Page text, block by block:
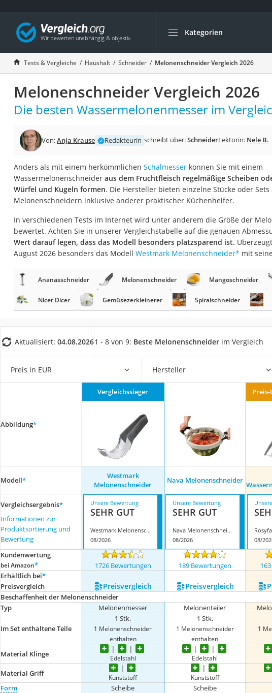
Kategorien
Die beliebtesten Vergleiche
Haushalt
Wassersprudler
Zentralstaubsauger
Brotbackautomat
Wäschespinne
Spülmaschinentabs
Akku-Staubsauger
Eierkocher
AEG-Waschmaschine
Saug-Wisch-Roboter
Handstaubsauger
Kondenstrockner
Reiskocher
Nespresso-Maschine
Messerschärfer
Tests & Vergleiche Haushalt Schneider Melonenschneider Vergleich 2026
Melonenschneider Vergleich 2026
Die besten Wassermelonenmesser im
Von:Anja Krause Redakteurin schreibt über:SchneiderLektorin: Nele B.
Anders als mit einem herkömmlichen Schälmesserkönnen Sie mit einem
Wassermelonenschneider aus dem Fruchtfleisch regelmäßige Scheiben
Würfel und Kugeln formen. Die Hersteller bieten einzelne Stücke oder
Melonenschneidern inklusive anderer praktischer Küchenhelfer.
In verschiedenen Tests im Internet wird unter anderem die Größe der
bewertet. Achten Sie in unserer Vergleichstabelle auf die genauen
Wert darauf legen, dass das Modell besonders platzsparend ist.
August 2026 besonders das Modell Westmark Melonenschneider* mit
Ananasschneider Melonenschneider Mangoschneider
Nicer Dicer Gemüsezerkleinerer Spiralschneider
Aktualisiert: 04.08.20261 - 8 von 9: Beste Melonenschneider im Vergleich
Preis in EUR Hersteller
Abbildung*
Vergleichssieger
Modell*
Westmark
Melonenschneider
Nava Melonenschneider
Vergleichsergebnis*
Informationen zur
Produktsortierung und
Bewertung
Unsere Bewertung
SEHR GUT
Westmark Melonenschneider
08/2026
Unsere Bewertung
SEHR GUT
Nava Melonenschneider
08/2026
08/
Kundenwertung
bei Amazon* 1726 Bewertungen 189 Bewertungen
Erhältlich bei*
Preis­vergleich
Preis­vergleich Preis­vergleich
Beschaffenheit der Melonenschneider
Typ
Melonenmesser Melonenteiler
Im Set enthaltene Teile
1 Stk.
1 Melonenschneider
enthalten
1 Stk.
1 Melonenschneider
enthalten
1
Material Klinge Edelstahl Edelstahl
Material Griff Kunststoff Kunststoff
Form Scheibe Scheibe